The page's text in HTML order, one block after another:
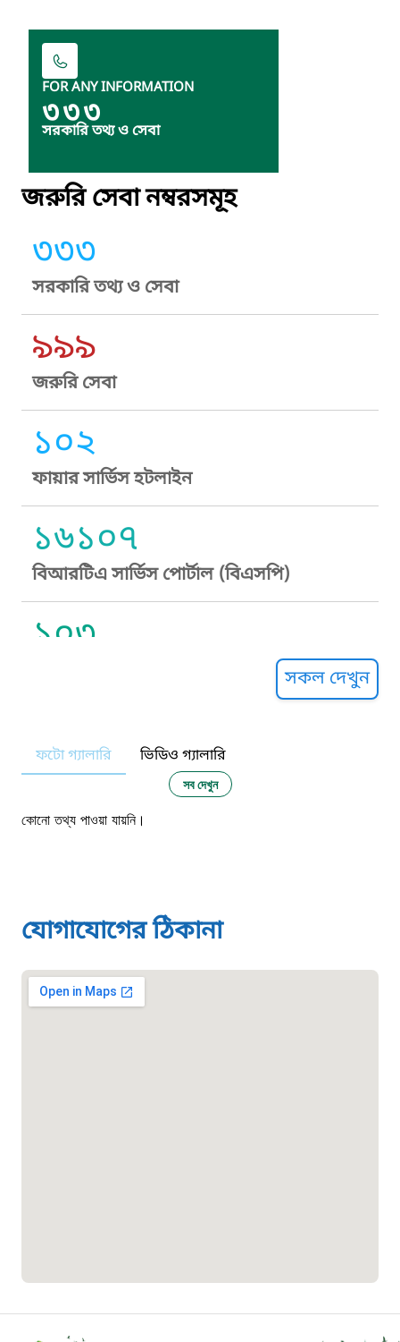
FOR ANY INFORMATION
৩৩৩
সরকারি তথ্য ও সেবা
জরুরি সেবা নম্বরসমূহ
৩৩৩
সরকারি তথ্য ও সেবা
৯৯৯
জরুরি সেবা
১০২
ফায়ার সার্ভিস হটলাইন
১৬১০৭
বিআরটিএ সার্ভিস পোর্টাল (বিএসপি)
১০৩
নারী ও শিশু নির্যাতন প্রতিরোধ
১০৬
১০২
১৬১২২
০১৯০৮৮৮৮৮৮৮
সকল দেখুন
ফটো গ্যালারি ভিডিও গ্যালারি
সব দেখুন
কোনো তথ্য পাওয়া যায়নি।
যোগাযোগের ঠিকানা